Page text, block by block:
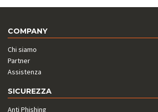
COMPANY
Chi siamo
Partner
Assistenza
SICUREZZA
Anti Phishing